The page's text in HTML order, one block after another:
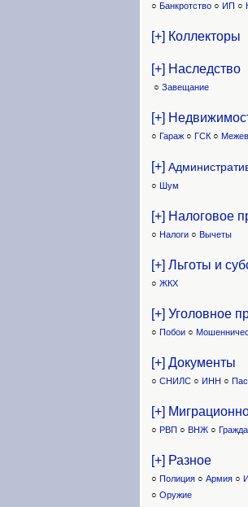
○ Банкротство ○ ИП ○
[+] Коллекторы
[+] Наследство
○ Завещание
[+]
○ Гараж ○ ГСК ○
[+]
○ Шум
[+] Налоговое
○ Налоги ○ Вычеты
[+] Льготы и
○ ЖКХ
[+] Уголовное
○ Побои ○
[+] Документы
○ СНИЛС ○ ИНН ○
[+]
○ РВП ○ ВНЖ ○
[+] Разное
○ Полиция ○ Армия ○
○ Оружие